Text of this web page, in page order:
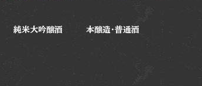
純米大吟醸酒 本醸造・普通酒